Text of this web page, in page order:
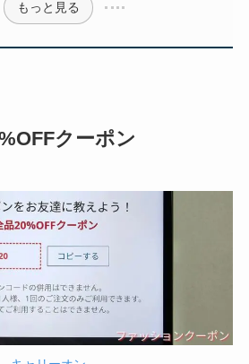
もっと見る
クーポン